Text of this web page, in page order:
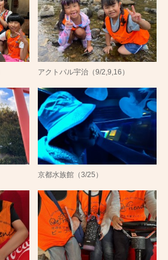
アクトパル宇治（9/2,9,16）
京都水族館（3/25）